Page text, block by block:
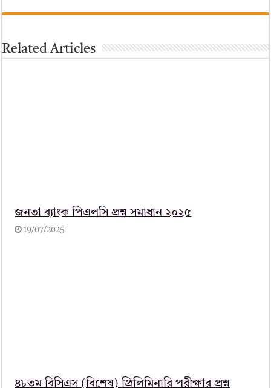
Related Articles
জনতা ব্যাংক পিএলসি প্রশ্ন সমাধান ২০২৫
19/07/2025
৪৮তম বিসিএস (বিশেষ) প্রিলিমিনারি পরীক্ষার প্রশ্ন